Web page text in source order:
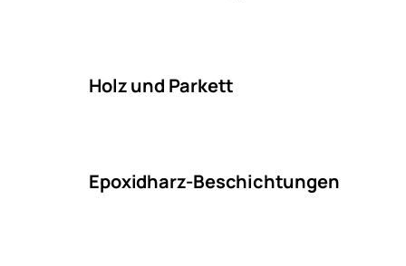
Holz und Parkett
Epoxidharz-Beschichtungen